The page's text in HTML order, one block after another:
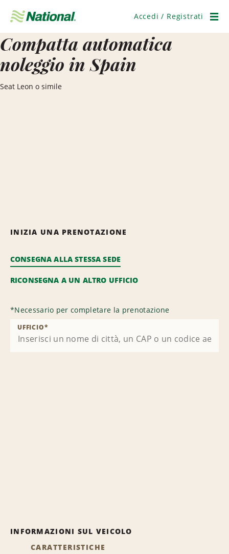
navigazione
Accedi / Registrati
Compatta automatica
noleggio in Spain
Seat Leon o simile
INIZIA UNA PRENOTAZIONE
CONSEGNA ALLA STESSA SEDE
RICONSEGNA A UN ALTRO UFFICIO
*Necessario per completare la prenotazione
UFFICIO*
INFORMAZIONI SUL VEICOLO
CARATTERISTICHE